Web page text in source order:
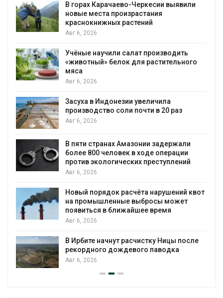
В горах Карачаево-Черкесии выявили
новые места произрастания
краснокнижных растений
Авг 6, 2026
Учёные научили салат производить
«животный» белок для растительного
мяса
Авг 6, 2026
Засуха в Индонезии увеличила
производство соли почти в 20 раз
Авг 6, 2026
В пяти странах Амазонии задержали
более 800 человек в ходе операции
против экологических преступлений
Авг 6, 2026
Новый порядок расчёта нарушений квот
на промышленные выбросы может
появиться в ближайшее время
Авг 6, 2026
В Ирбите начнут расчистку Ницы после
рекордного дождевого паводка
Авг 6, 2026